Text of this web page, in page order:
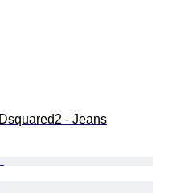
Dsquared2 - Jeans